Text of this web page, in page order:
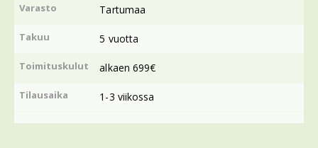
Varasto Tartumaa
Takuu 5 vuotta
Toimituskulut alkaen 699€
Tilausaika 1-3 viikossa